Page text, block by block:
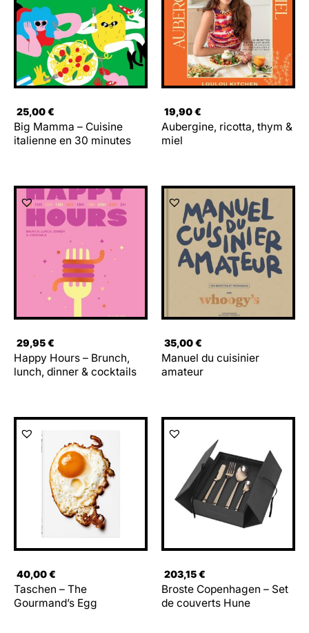
25,00€
Big Mamma – Cuisine
italienne en 30 minutes
19,90€
Aubergine, ricotta, thym &
miel
29,95€
Happy Hours – Brunch,
lunch, dinner & cocktails
35,00€
Manuel du cuisinier
amateur
40,00€
Taschen – The
Gourmand’s Egg
203,15€
Broste Copenhagen – Set
de couverts Hune